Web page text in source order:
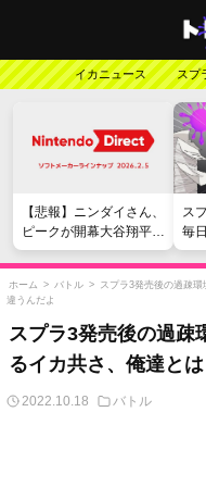
イカニュース スプ
【悲報】ニンダイさん、
ピークが開幕大谷翔平の
がっかりダイレクトだっ
たと言われてしまう
ス
毎
い
行
ホーム > バトル > スプラ3発売後の過疎
違うんだよ
スプラ3発売後の過疎
るイカ共さ、俺達と
2022.10.18 バトル